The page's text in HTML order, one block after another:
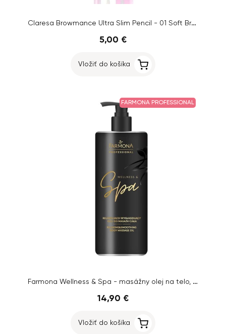
Claresa Browmance Ultra Slim Pencil - 01 Soft Brown
5,00 €
Vložiť do košíka
FARMONA PROFESSIONAL
Farmona Wellness & Spa - masážny olej na telo, 500ml
14,90 €
Vložiť do košíka